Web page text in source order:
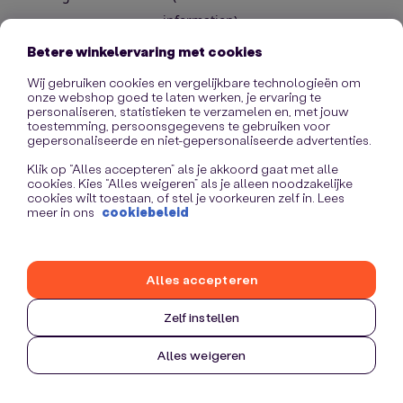
information).
Betere winkelervaring met cookies
Wij gebruiken cookies en vergelijkbare technologieën om
onze webshop goed te laten werken, je ervaring te
personaliseren, statistieken te verzamelen en, met jouw
toestemming, persoonsgegevens te gebruiken voor
gepersonaliseerde en niet-gepersonaliseerde advertenties.
Klik op “Alles accepteren” als je akkoord gaat met alle
cookies. Kies “Alles weigeren” als je alleen noodzakelijke
cookies wilt toestaan, of stel je voorkeuren zelf in. Lees
meer in ons cookiebeleid
Zelf instellen
Alles weigeren
Alles accepteren